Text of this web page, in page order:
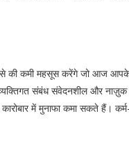
की कमी महसूस करेंगे जो आज
संबंध संवेदनशील और
में मुनाफा कमा सकते हैं।